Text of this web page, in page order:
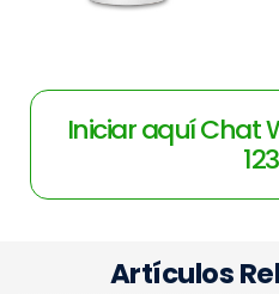
Iniciar aquí Chat
Artículos